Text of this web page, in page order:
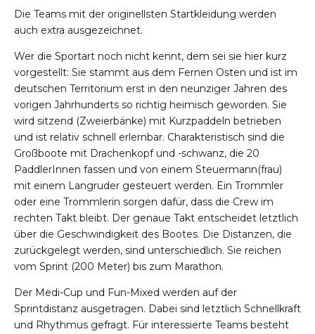
Die Teams mit der originellsten Startkleidung werden
auch extra ausgezeichnet.
Wer die Sportart noch nicht kennt, dem sei sie hier kurz
vorgestellt: Sie stammt aus dem Fernen Osten und ist im
deutschen Territorium erst in den neunziger Jahren des
vorigen Jahrhunderts so richtig heimisch geworden. Sie
wird sitzend (Zweierbänke) mit Kurzpaddeln betrieben
und ist relativ schnell erlernbar. Charakteristisch sind die
Großboote mit Drachenkopf und -schwanz, die 20
PaddlerInnen fassen und von einem Steuermann(frau)
mit einem Langruder gesteuert werden. Ein Trommler
oder eine Trommlerin sorgen dafür, dass die Crew im
rechten Takt bleibt. Der genaue Takt entscheidet letztlich
über die Geschwindigkeit des Bootes. Die Distanzen, die
zurückgelegt werden, sind unterschiedlich. Sie reichen
vom Sprint (200 Meter) bis zum Marathon.
Der Medi-Cup und Fun-Mixed werden auf der
Sprintdistanz ausgetragen. Dabei sind letztlich Schnellkraft
und Rhythmus gefragt. Für interessierte Teams besteht